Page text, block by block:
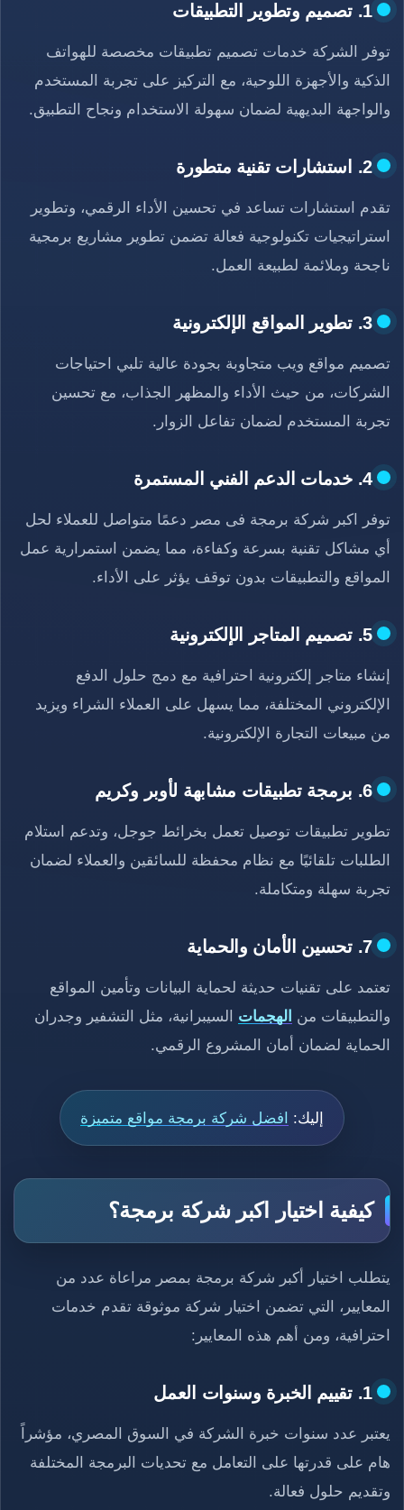
1. تصميم وتطوير التطبيقات
توفر الشركة خدمات تصميم تطبيقات مخصصة للهواتف
الذكية والأجهزة اللوحية، مع التركيز على تجربة المستخدم
والواجهة البديهية لضمان سهولة الاستخدام ونجاح التطبيق.
2. استشارات تقنية متطورة
تقدم استشارات تساعد في تحسين الأداء الرقمي، وتطوير
استراتيجيات تكنولوجية فعالة تضمن تطوير مشاريع برمجية
ناجحة وملائمة لطبيعة العمل.
3. تطوير المواقع الإلكترونية
تصميم مواقع ويب متجاوبة بجودة عالية تلبي احتياجات
الشركات، من حيث الأداء والمظهر الجذاب، مع تحسين
تجربة المستخدم لضمان تفاعل الزوار.
4. خدمات الدعم الفني المستمرة
توفر اكبر شركة برمجة فى مصر دعمًا متواصل للعملاء لحل
أي مشاكل تقنية بسرعة وكفاءة، مما يضمن استمرارية عمل
المواقع والتطبيقات بدون توقف يؤثر على الأداء.
5. تصميم المتاجر الإلكترونية
إنشاء متاجر إلكترونية احترافية مع دمج حلول الدفع
الإلكتروني المختلفة، مما يسهل على العملاء الشراء ويزيد
من مبيعات التجارة الإلكترونية.
6. برمجة تطبيقات مشابهة لأوبر وكريم
تطوير تطبيقات توصيل تعمل بخرائط جوجل، وتدعم استلام
الطلبات تلقائيًا مع نظام محفظة للسائقين والعملاء لضمان
تجربة سهلة ومتكاملة.
7. تحسين الأمان والحماية
تعتمد على تقنيات حديثة لحماية البيانات وتأمين المواقع
والتطبيقات من
الهجمات السيبرانية، مثل التشفير وجدران
الحماية لضمان أمان المشروع الرقمي.
إليك: افضل شركة برمجة مواقع متميزة
كيفية اختيار اكبر شركة برمجة؟
يتطلب اختيار أكبر شركة برمجة بمصر مراعاة عدد من
المعايير، التي تضمن اختيار شركة موثوقة تقدم خدمات
احترافية، ومن أهم هذه المعايير:
1. تقييم الخبرة وسنوات العمل
يعتبر عدد سنوات خبرة الشركة في السوق المصري، مؤشراً
هام على قدرتها على التعامل مع تحديات البرمجة المختلفة
وتقديم حلول فعالة.